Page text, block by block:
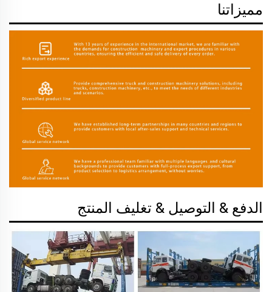
مميزاتنا
الدفع & التوصيل & تغليف المنتج